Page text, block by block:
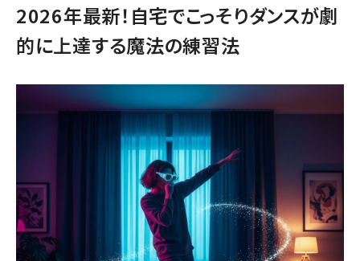
2026年最新！自宅でこっそりダンスが劇
的に上達する魔法の練習法